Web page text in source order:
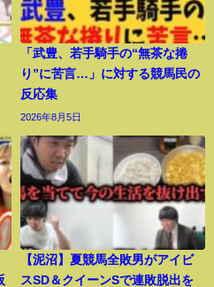
「武豊、若手騎手の“無茶な捲
り”に苦言…」に対する競馬民の
反応集
2026年8月5日
【泥沼】夏競馬全敗男がアイビ
スSD＆クイーンSで連敗脱出を